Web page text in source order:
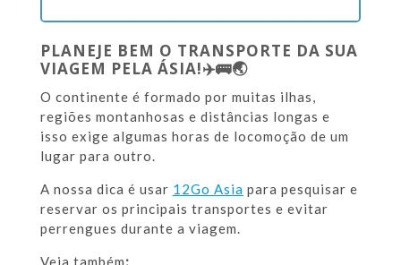
PLANEJE BEM O TRANSPORTE DA SUA
VIAGEM PELA ÁSIA!✈️🚌🌏
O continente é formado por muitas ilhas,
regiões montanhosas e distâncias longas e
isso exige algumas horas de locomoção de um
lugar para outro.
A nossa dica é usar 12Go Asia para pesquisar e
reservar os principais transportes e evitar
perrengues durante a viagem.
Veja também: